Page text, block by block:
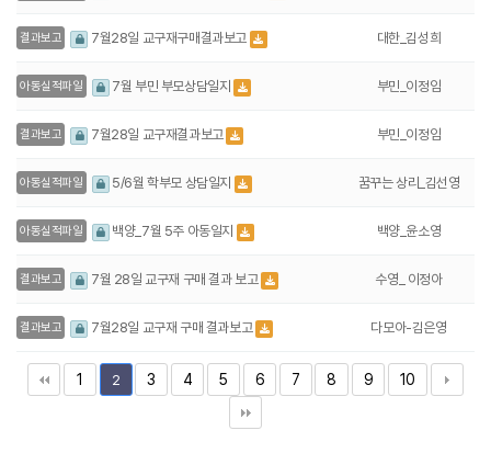
결과보고 7월28일 교구재구매결과보고 대한_김성희
아동실적파일 7월 부민 부모상담일지 부민_이정임
결과보고 7월28일 교구재결과보고 부민_이정임
아동실적파일 5/6월 학부모 상담일지 꿈꾸는 상리_김선영
아동실적파일 백양_7월 5주 아동일지 백양_윤소영
결과보고 7월 28일 교구재 구매 결과 보고 수영_ 이정아
결과보고 7월28일 교구재 구매 결과보고 다모아-김은영
1 2 3 4 5 6 7 8 9 10